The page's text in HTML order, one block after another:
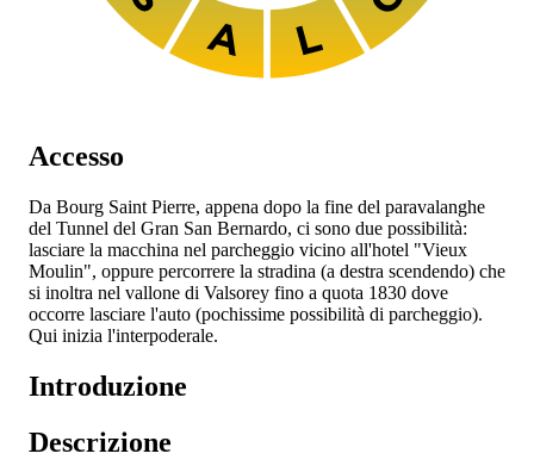
Accesso
Da Bourg Saint Pierre, appena dopo la fine del paravalanghe
del Tunnel del Gran San Bernardo, ci sono due possibilità:
lasciare la macchina nel parcheggio vicino all'hotel "Vieux
Moulin", oppure percorrere la stradina (a destra scendendo) che
si inoltra nel vallone di Valsorey fino a quota 1830 dove
occorre lasciare l'auto (pochissime possibilità di parcheggio).
Qui inizia l'interpoderale.
Introduzione
Descrizione